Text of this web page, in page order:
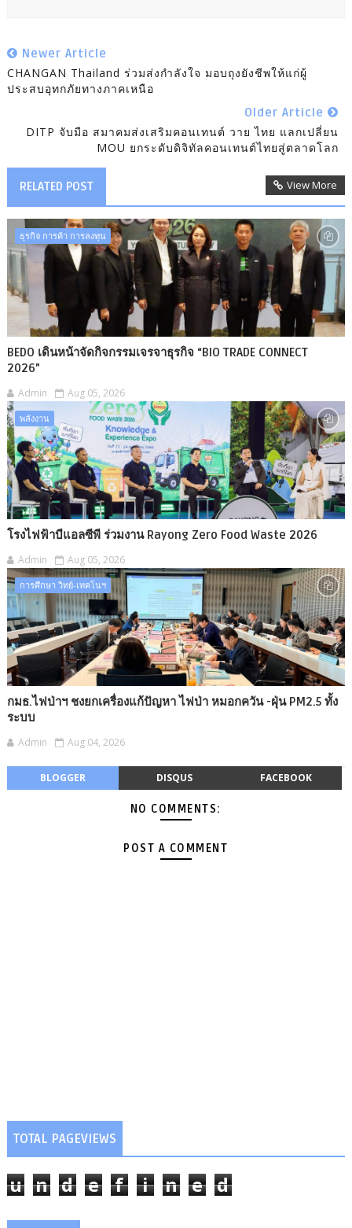
Newer Article
CHANGAN Thailand ร่วมส่งกำลังใจ มอบถุงยังชีพให้แก่ผู้
ประสบอุทกภัยทางภาคเหนือ
Older Article
DITP จับมือ สมาคมส่งเสริมคอนเทนต์ วาย ไทย แลกเปลี่ยน
MOU ยกระดับดิจิทัลคอนเทนต์ไทยสู่ตลาดโลก
RELATED POST View More
ธุรกิจ การค้า การลงทุน
BEDO เดินหน้าจัดกิจกรรมเจรจาธุรกิจ “BIO TRADE CONNECT
2026”
Admin Aug 05, 2026
พลังงาน
โรงไฟฟ้าบีแอลซีพี ร่วมงาน Rayong Zero Food Waste 2026
Admin Aug 05, 2026
การศึกษา วิทย์-เทคโนฯ
กมธ.ไฟป่าฯ ชงยกเครื่องแก้ปัญหา ไฟป่า หมอกควัน -​ฝุ่น PM2.5 ทั้ง
ระบบ
Admin Aug 04, 2026
BLOGGER DISQUS FACEBOOK
NO COMMENTS:
POST A COMMENT
TOTAL PAGEVIEWS
u n d e f i n e d